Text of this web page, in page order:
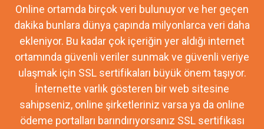
Online ortamda birçok veri bulunuyor ve her geçen
dakika bunlara dünya çapında milyonlarca veri daha
ekleniyor. Bu kadar çok içeriğin yer aldığı internet
ortamında güvenli veriler sunmak ve güvenli veriye
ulaşmak için SSL sertifikaları büyük önem taşıyor.
İnternette varlık gösteren bir web sitesine
sahipseniz, online şirketleriniz varsa ya da online
ödeme portalları barındırıyorsanız SSL sertifikası